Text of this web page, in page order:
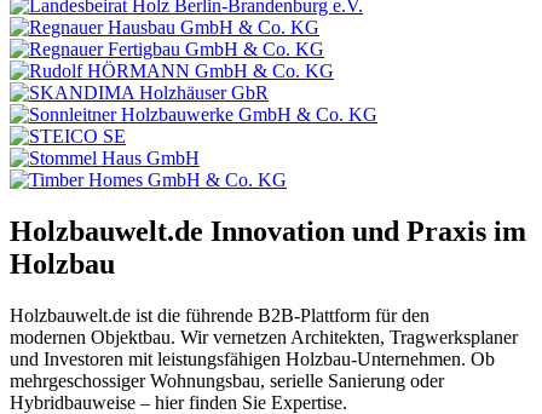
Holzbauwelt.de Innovation und Praxis im
Holzbau
Holzbauwelt.de ist die führende B2B-Plattform für den
modernen Objektbau. Wir vernetzen Architekten, Tragwerksplaner
und Investoren mit leistungsfähigen Holzbau-Unternehmen. Ob
mehrgeschossiger Wohnungsbau, serielle Sanierung oder
Hybridbauweise – hier finden Sie Expertise.